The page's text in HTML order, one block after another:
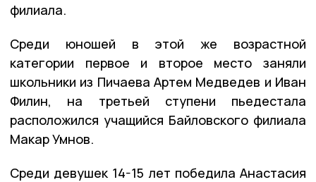
филиала.
Среди юношей в этой же возрастной
категории первое и второе место заняли
школьники из Пичаева Артем Медведев и Иван
Филин, на третьей ступени пьедестала
расположился учащийся Байловского филиала
Макар Умнов.
Среди девушек 14-15 лет победила Анастасия